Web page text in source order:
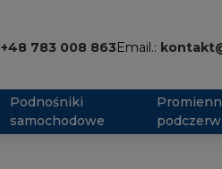
+48 783 008 863Email.:
Podnośniki
samochodowe